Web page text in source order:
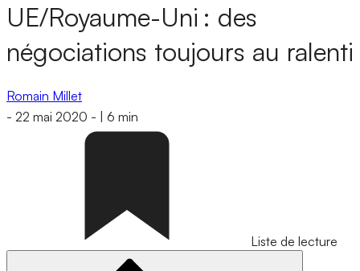
UE/Royaume-Uni : des
négociations toujours au ralenti
Romain Millet
- 22 mai 2020 - 6 min
Liste de lecture